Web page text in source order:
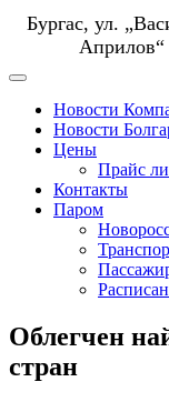
Бургас, ул.
Априлов“
Новости
Новости
Цены
Прайс
Контакты
Паром
Облегчен
стран